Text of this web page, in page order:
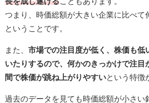
つまり、時価総額が大きい企業に比べて
ということです。
また、 市場での注目度が低く、株価も低
いたりするので、何かのきっかけで注目
間で株価が跳ね上がりやすいという特徴
過去のデータを見ても時価総額が小さい